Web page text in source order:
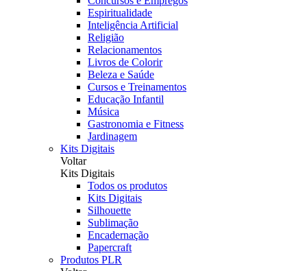
Espiritualidade
Inteligência Artificial
Religião
Relacionamentos
Livros de Colorir
Beleza e Saúde
Cursos e Treinamentos
Educação Infantil
Música
Gastronomia e Fitness
Jardinagem
Kits Digitais
Voltar
Kits Digitais
Todos os produtos
Kits Digitais
Silhouette
Sublimação
Encadernação
Papercraft
Produtos PLR